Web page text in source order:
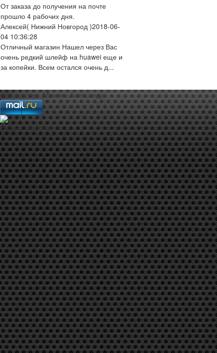
От заказа до получения на почте
прошло 4 рабочих дня.
Алексей( Нижний Новгород )2018-06-
04 10:36:28
Отличный магазин Нашел через Вас
очень редкий шлейф на huawei еще и
за копейки. Всем остался очень д...
web-мастер:Аблизин Александр